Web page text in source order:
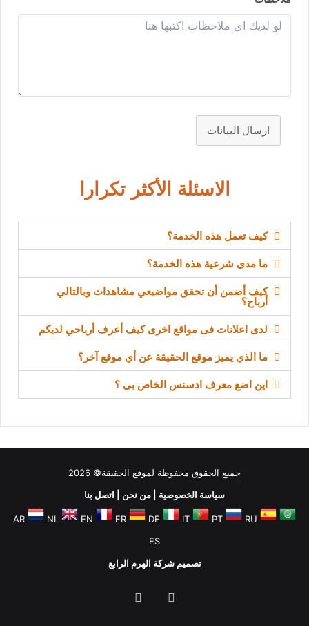
ارسال البيانات
الاسئلة الأكثر تكرارا
كيف تعمل هذه الخدمة؟
ما مدى شرعية هذه الخدمة؟
كيف أضمن أن تحقق مواضيعي مشاهدات وبالتالي
أرباح؟
لدى اعلانات فى مواقع اخرى كيف أعرف أرباحي لديكم
ما الذي يميز موقع الحقيقة عن أي موقع آخر؟
اين اضع معرف ادسنس الخاص بى ؟
جميع الحقوق محفوظة لموقع الحقيقة© 2026
سياسة الخصوصية
من نحن اتصل بنا
AR NL EN FR DE IT PT
RU
ES
تصميم شركة الهرم الرابع